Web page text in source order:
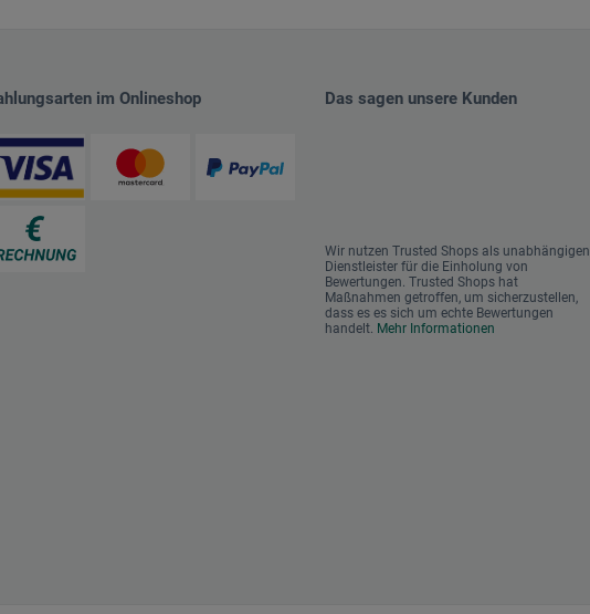
im Onlineshop Das sagen unsere Kunden
Wir nutzen Trusted Shops als unabhängigen
Dienstleister für die Einholung von
Bewertungen. Trusted Shops hat
Maßnahmen getroffen, um sicherzustellen,
dass es es sich um echte Bewertungen
handelt. Mehr Informationen